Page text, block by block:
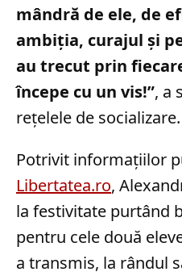
mândră de ele, de
ambiția, curajul și
au trecut prin
începe cu un vis!”, a
rețelele de socializare.
Potrivit informațiilor
Libertatea.ro,
la festivitate purtând
pentru cele două
a transmis, la rândul